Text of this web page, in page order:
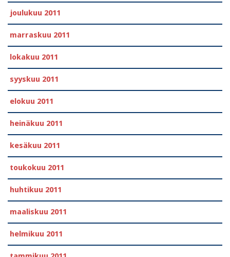
joulukuu 2011
marraskuu 2011
lokakuu 2011
syyskuu 2011
elokuu 2011
heinäkuu 2011
kesäkuu 2011
toukokuu 2011
huhtikuu 2011
maaliskuu 2011
helmikuu 2011